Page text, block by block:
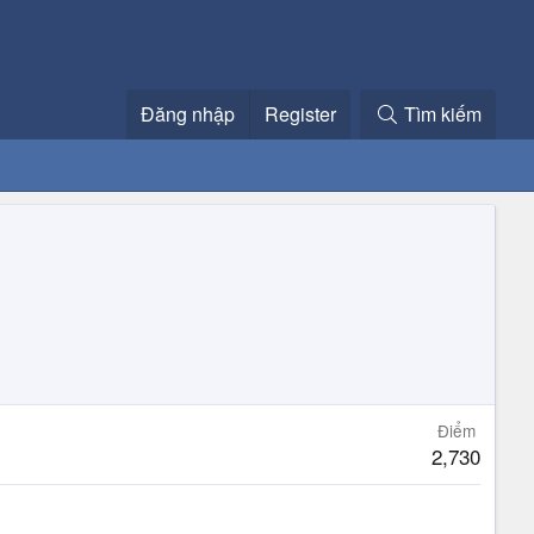
Đăng nhập Register Tìm kiếm
Điểm
2,730